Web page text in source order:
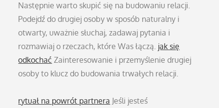
Następnie warto skupić się na budowaniu relacji.
Podejdź do drugiej osoby w sposób naturalny i
otwarty, uważnie słuchaj, zadawaj pytania i
rozmawiaj o rzeczach, które Was łączą. jak się
odkochać Zainteresowanie i przemyślenie drugiej
osoby to klucz do budowania trwałych relacji.
rytuał na powrót partnera Jeśli jesteś